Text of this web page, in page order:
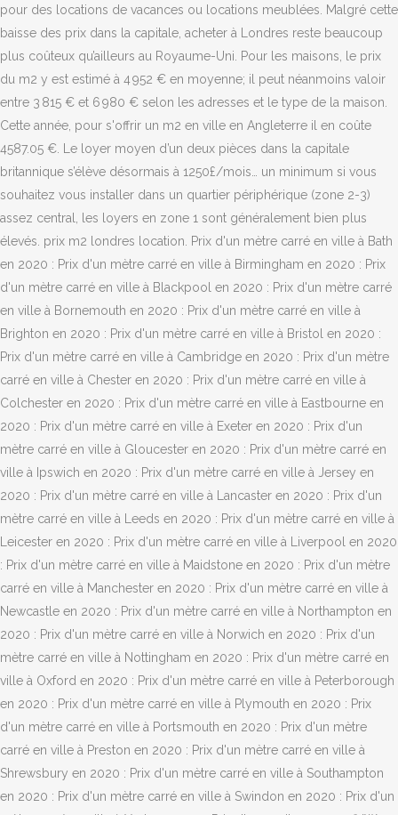
pour des locations de vacances ou locations meublées. Malgré cette
baisse des prix dans la capitale, acheter à Londres reste beaucoup
plus coûteux qu’ailleurs au Royaume-Uni. Pour les maisons, le prix
du m2 y est estimé à 4 952 € en moyenne; il peut néanmoins valoir
entre 3 815 € et 6 980 € selon les adresses et le type de la maison.
Cette année, pour s'offrir un m2 en ville en Angleterre il en coûte
4587.05 €. Le loyer moyen d’un deux pièces dans la capitale
britannique s’élève désormais à 1250£/mois… un minimum si vous
souhaitez vous installer dans un quartier périphérique (zone 2-3)
assez central, les loyers en zone 1 sont généralement bien plus
élevés. prix m2 londres location. Prix d'un mètre carré en ville à Bath
en 2020 : Prix d'un mètre carré en ville à Birmingham en 2020 : Prix
d'un mètre carré en ville à Blackpool en 2020 : Prix d'un mètre carré
en ville à Bornemouth en 2020 : Prix d'un mètre carré en ville à
Brighton en 2020 : Prix d'un mètre carré en ville à Bristol en 2020 :
Prix d'un mètre carré en ville à Cambridge en 2020 : Prix d'un mètre
carré en ville à Chester en 2020 : Prix d'un mètre carré en ville à
Colchester en 2020 : Prix d'un mètre carré en ville à Eastbourne en
2020 : Prix d'un mètre carré en ville à Exeter en 2020 : Prix d'un
mètre carré en ville à Gloucester en 2020 : Prix d'un mètre carré en
ville à Ipswich en 2020 : Prix d'un mètre carré en ville à Jersey en
2020 : Prix d'un mètre carré en ville à Lancaster en 2020 : Prix d'un
mètre carré en ville à Leeds en 2020 : Prix d'un mètre carré en ville à
Leicester en 2020 : Prix d'un mètre carré en ville à Liverpool en 2020
: Prix d'un mètre carré en ville à Maidstone en 2020 : Prix d'un mètre
carré en ville à Manchester en 2020 : Prix d'un mètre carré en ville à
Newcastle en 2020 : Prix d'un mètre carré en ville à Northampton en
2020 : Prix d'un mètre carré en ville à Norwich en 2020 : Prix d'un
mètre carré en ville à Nottingham en 2020 : Prix d'un mètre carré en
ville à Oxford en 2020 : Prix d'un mètre carré en ville à Peterborough
en 2020 : Prix d'un mètre carré en ville à Plymouth en 2020 : Prix
d'un mètre carré en ville à Portsmouth en 2020 : Prix d'un mètre
carré en ville à Preston en 2020 : Prix d'un mètre carré en ville à
Shrewsbury en 2020 : Prix d'un mètre carré en ville à Southampton
en 2020 : Prix d'un mètre carré en ville à Swindon en 2020 : Prix d'un